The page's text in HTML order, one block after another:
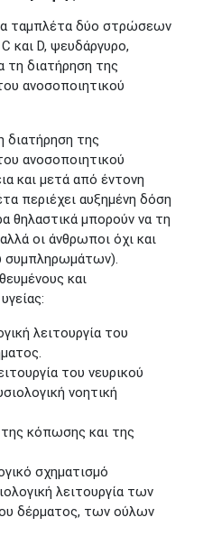
ταμπλέτα δύο στρώσεων
και D, ψευδάργυρο,
τη διατήρηση της
ανοσοποιητικού
διατήρηση της
ανοσοποιητικού
και μετά από έντονη
περιέχει αυξημένη δόση
θηλαστικά μπορούν να τη
οι άνθρωποι όχι και
συμπληρωμάτων).
και
λειτουργία του
του νευρικού
νοητική
κόπωσης και της
σχηματισμό
λειτουργία των
δέρματος, των ούλων